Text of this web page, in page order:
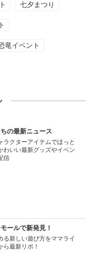
七夕まつり
竜イベント
の最新ニュース
ラクターアイテムでほっと
わいい最新グッズやイベン
信
ールで新発見！
る新しい遊び方をママライ
ら最新リポ！